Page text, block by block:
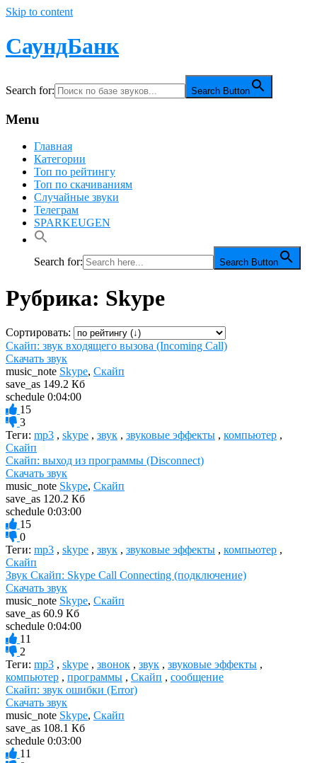
Skip to content
СаундБанк
Search for: Search Button
Menu
Главная
Категории
Топ по рейтингу
Топ по скачиваниям
Случайные звуки
Телеграм
SPARKEUGEN
Search for: Search Button
Рубрика: Skype
Сортировать:
Скайп: звук входящего вызова (Incoming Call)
Скачать звук
music_note Skype, Скайп
save_as 149.2 Кб
schedule 0:04:00
15
3
Теги: mp3 , skype , звук , звуковые эффекты , компьютер ,
Скайп
Скайп: выход из программы (Disconnect)
Скачать звук
music_note Skype, Скайп
save_as 120.2 Кб
schedule 0:03:00
15
0
Теги: mp3 , skype , звук , звуковые эффекты , компьютер ,
Скайп
Звук Скайп: Skype Call Connecting (подключение)
Скачать звук
music_note Skype, Скайп
save_as 60.9 Кб
schedule 0:04:00
11
2
Теги: mp3 , skype , звонок , звук , звуковые эффекты ,
компьютер , программы , Скайп , сообщение
Скайп: звук ошибки (Error)
Скачать звук
music_note Skype, Скайп
save_as 108.1 Кб
schedule 0:03:00
11